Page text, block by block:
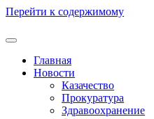
Перейти к содержимому
Главная
Новости
Казачество
Прокуратура
Здравоохранение